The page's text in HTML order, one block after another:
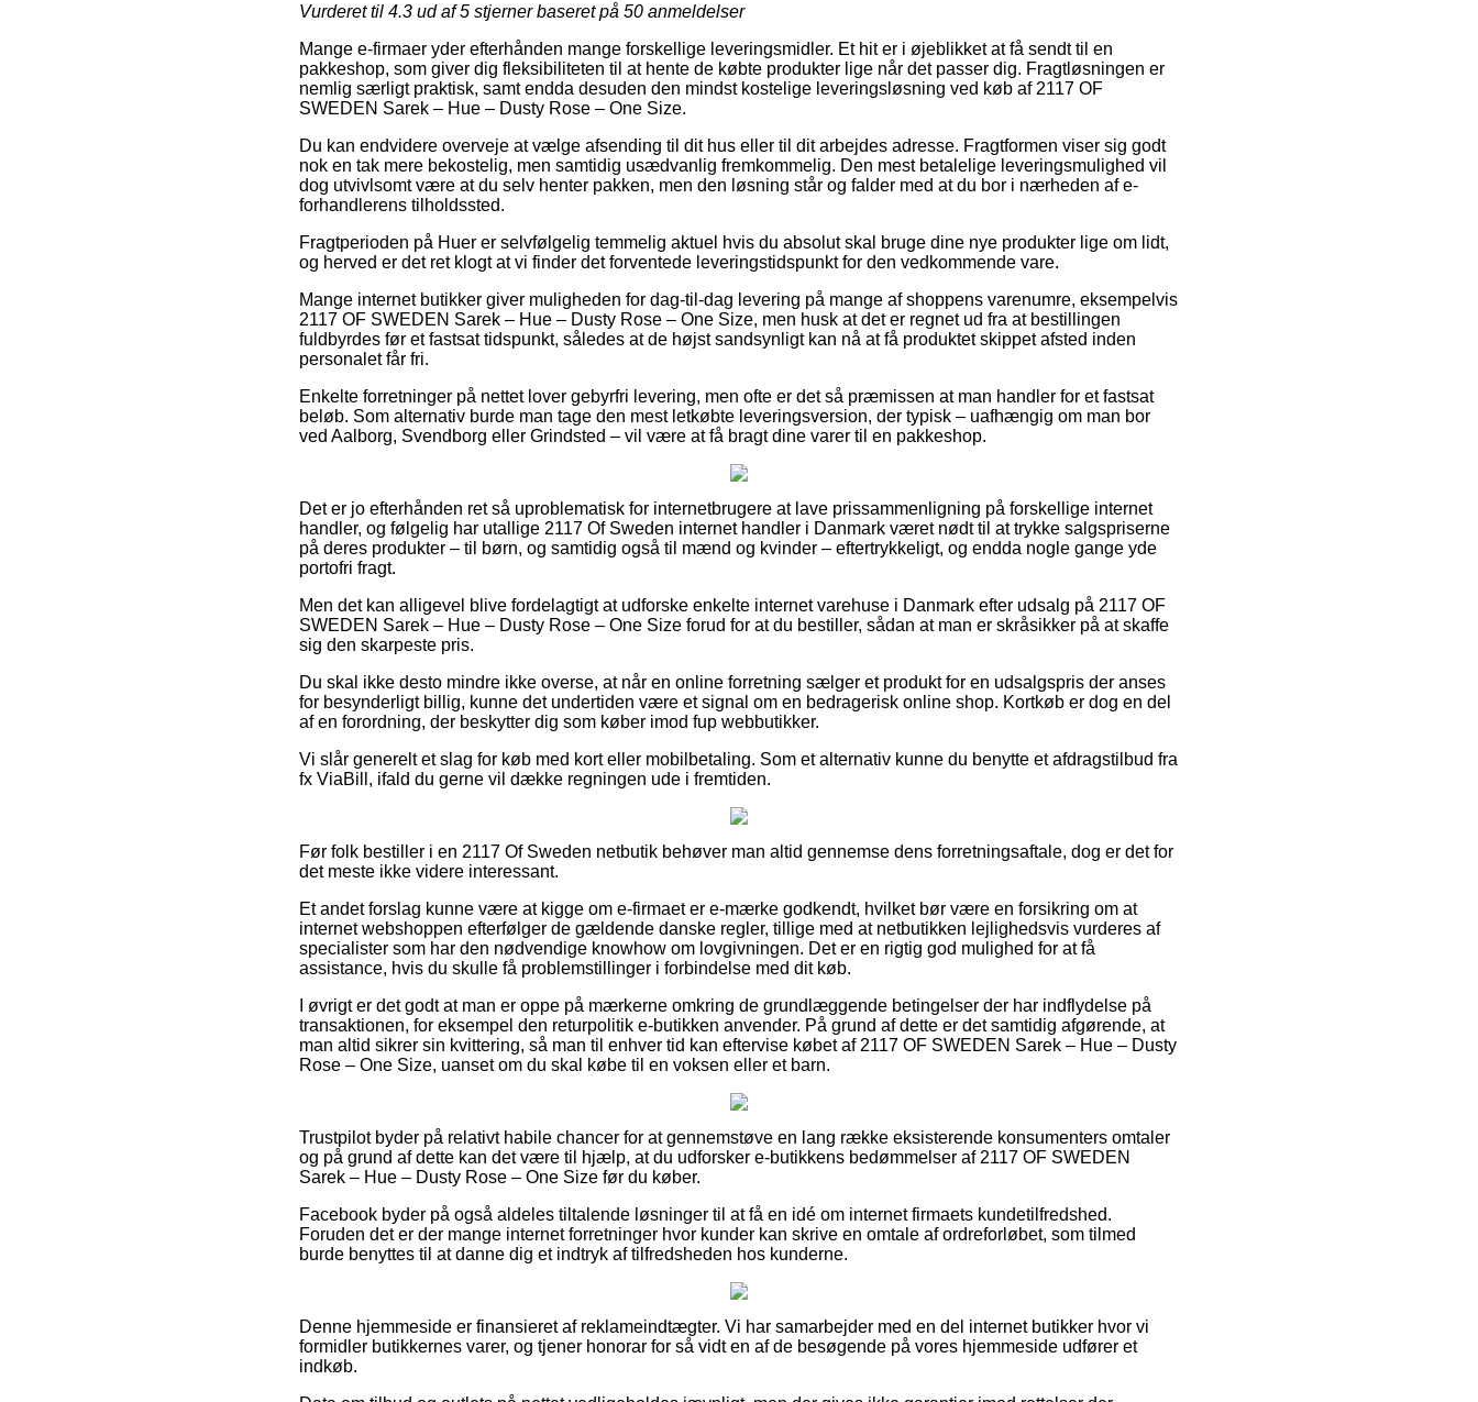
Vurderet til 4.3 ud af 5 stjerner baseret på 50 anmeldelser
Mange e-firmaer yder efterhånden mange forskellige leveringsmidler. Et hit er i øjeblikket at få sendt til en
pakkeshop, som giver dig fleksibiliteten til at hente de købte produkter lige når det passer dig. Fragtløsningen er
nemlig særligt praktisk, samt endda desuden den mindst kostelige leveringsløsning ved køb af 2117 OF
SWEDEN Sarek – Hue – Dusty Rose – One Size.
Du kan endvidere overveje at vælge afsending til dit hus eller til dit arbejdes adresse. Fragtformen viser sig godt
nok en tak mere bekostelig, men samtidig usædvanlig fremkommelig. Den mest betalelige leveringsmulighed vil
dog utvivlsomt være at du selv henter pakken, men den løsning står og falder med at du bor i nærheden af e-
forhandlerens tilholdssted.
Fragtperioden på Huer er selvfølgelig temmelig aktuel hvis du absolut skal bruge dine nye produkter lige om lidt,
og herved er det ret klogt at vi finder det forventede leveringstidspunkt for den vedkommende vare.
Mange internet butikker giver muligheden for dag-til-dag levering på mange af shoppens varenumre, eksempelvis
2117 OF SWEDEN Sarek – Hue – Dusty Rose – One Size, men husk at det er regnet ud fra at bestillingen
fuldbyrdes før et fastsat tidspunkt, således at de højst sandsynligt kan nå at få produktet skippet afsted inden
personalet får fri.
Enkelte forretninger på nettet lover gebyrfri levering, men ofte er det så præmissen at man handler for et fastsat
beløb. Som alternativ burde man tage den mest letkøbte leveringsversion, der typisk – uafhængig om man bor
ved Aalborg, Svendborg eller Grindsted – vil være at få bragt dine varer til en pakkeshop.
Det er jo efterhånden ret så uproblematisk for internetbrugere at lave prissammenligning på forskellige internet
handler, og følgelig har utallige 2117 Of Sweden internet handler i Danmark været nødt til at trykke salgspriserne
på deres produkter – til børn, og samtidig også til mænd og kvinder – eftertrykkeligt, og endda nogle gange yde
portofri fragt.
Men det kan alligevel blive fordelagtigt at udforske enkelte internet varehuse i Danmark efter udsalg på 2117 OF
SWEDEN Sarek – Hue – Dusty Rose – One Size forud for at du bestiller, sådan at man er skråsikker på at skaffe
sig den skarpeste pris.
Du skal ikke desto mindre ikke overse, at når en online forretning sælger et produkt for en udsalgspris der anses
for besynderligt billig, kunne det undertiden være et signal om en bedragerisk online shop. Kortkøb er dog en del
af en forordning, der beskytter dig som køber imod fup webbutikker.
Vi slår generelt et slag for køb med kort eller mobilbetaling. Som et alternativ kunne du benytte et afdragstilbud fra
fx ViaBill, ifald du gerne vil dække regningen ude i fremtiden.
Før folk bestiller i en 2117 Of Sweden netbutik behøver man altid gennemse dens forretningsaftale, dog er det for
det meste ikke videre interessant.
Et andet forslag kunne være at kigge om e-firmaet er e-mærke godkendt, hvilket bør være en forsikring om at
internet webshoppen efterfølger de gældende danske regler, tillige med at netbutikken lejlighedsvis vurderes af
specialister som har den nødvendige knowhow om lovgivningen. Det er en rigtig god mulighed for at få
assistance, hvis du skulle få problemstillinger i forbindelse med dit køb.
I øvrigt er det godt at man er oppe på mærkerne omkring de grundlæggende betingelser der har indflydelse på
transaktionen, for eksempel den returpolitik e-butikken anvender. På grund af dette er det samtidig afgørende, at
man altid sikrer sin kvittering, så man til enhver tid kan eftervise købet af 2117 OF SWEDEN Sarek – Hue – Dusty
Rose – One Size, uanset om du skal købe til en voksen eller et barn.
Trustpilot byder på relativt habile chancer for at gennemstøve en lang række eksisterende konsumenters omtaler
og på grund af dette kan det være til hjælp, at du udforsker e-butikkens bedømmelser af 2117 OF SWEDEN
Sarek – Hue – Dusty Rose – One Size før du køber.
Facebook byder på også aldeles tiltalende løsninger til at få en idé om internet firmaets kundetilfredshed.
Foruden det er der mange internet forretninger hvor kunder kan skrive en omtale af ordreforløbet, som tilmed
burde benyttes til at danne dig et indtryk af tilfredsheden hos kunderne.
Denne hjemmeside er finansieret af reklameindtægter. Vi har samarbejder med en del internet butikker hvor vi
formidler butikkernes varer, og tjener honorar for så vidt en af de besøgende på vores hjemmeside udfører et
indkøb.